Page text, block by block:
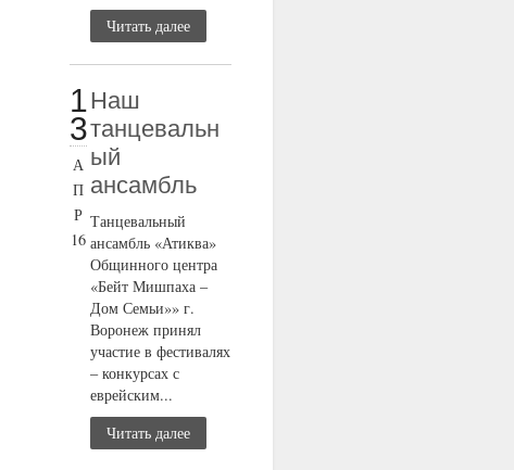
Читать далее
1
3
А
П
Р
16
Наш
танцевальн
ый
ансамбль
Танцевальный
ансамбль «Атиква»
Общинного центра
«Бейт Мишпаха –
Дом Семьи»» г.
Воронеж принял
участие в фестивалях
– конкурсах с
еврейским...
Читать далее